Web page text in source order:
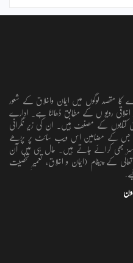
کا مقصد لوگوں میں ایمان واخلاق کے شعور
اخلاقی رویو ں کے مطابق ڈھالنا ہے۔ ادارے
کتابوں کے مصنف ہیں۔ ان کی زیر نگرانی
ہے جس کے مضامین اس ویب سائٹ پر پڑھے
بھی کرائے جاتے ہیں۔ حال ہی میں آن
کے پیغام (ایمان و اخلاق، تعمیرِ شخصیت